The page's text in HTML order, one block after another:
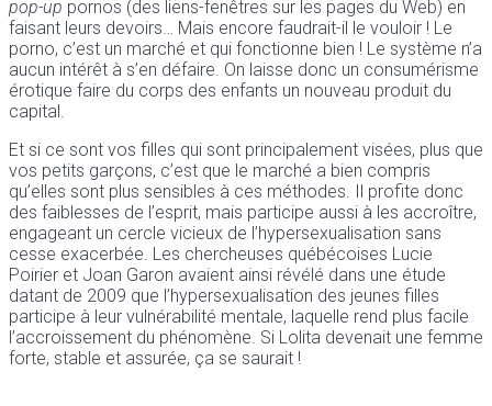
pop-up pornos (des liens-fenêtres sur les pages du Web) en
faisant leurs devoirs… Mais encore faudrait-il le vouloir ! Le
porno, c’est un marché et qui fonctionne bien ! Le système n’a
aucun intérêt à s’en défaire. On laisse donc un consumérisme
érotique faire du corps des enfants un nouveau produit du
capital.
Et si ce sont vos filles qui sont principalement visées, plus que
vos petits garçons, c’est que le marché a bien compris
qu’elles sont plus sensibles à ces méthodes. Il profite donc
des faiblesses de l’esprit, mais participe aussi à les accroître,
engageant un cercle vicieux de l’hypersexualisation sans
cesse exacerbée. Les chercheuses québécoises Lucie
Poirier et Joan Garon avaient ainsi révélé dans une étude
datant de 2009 que l’hypersexualisation des jeunes filles
participe à leur vulnérabilité mentale, laquelle rend plus facile
l’accroissement du phénomène. Si Lolita devenait une femme
forte, stable et assurée, ça se saurait !